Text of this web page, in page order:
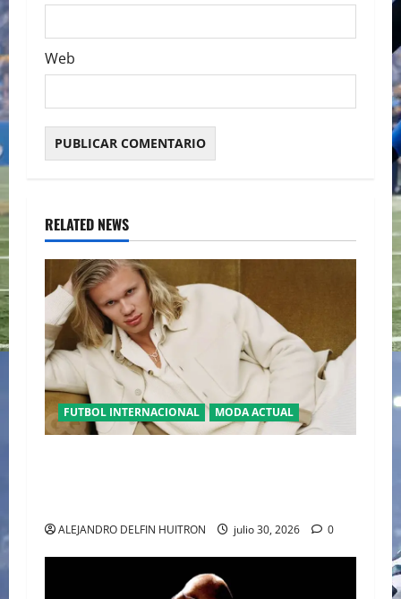
Web
RELATED NEWS
FUTBOL INTERNACIONAL MODA ACTUAL
ALEJANDRO DELFIN HUITRON julio 30, 2026 0